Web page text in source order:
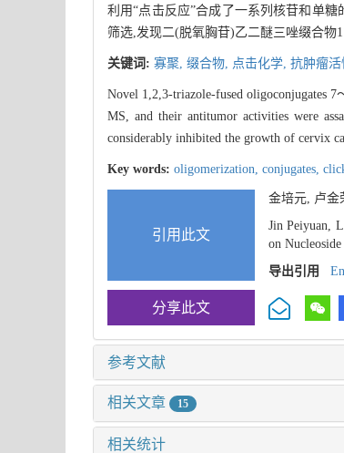
利用“点击反应”合成了一系列核苷和单
筛选,发现二(脱氧胸苷)乙二醚三唑缀合物
关键词: 寡聚, 缀合物, 点击化学, 抗肿瘤活
Novel 1,2,3-triazole-fused oligoconjugates 7
MS, and their antitumor activities were
considerably inhibited the growth of cervix
Key words: oligomerization, conjugates,
引用此文
金培元, 卢金
Jin Peiyuan,
on
导出引用
分享此文
参考文献
相关文章 15
相关统计